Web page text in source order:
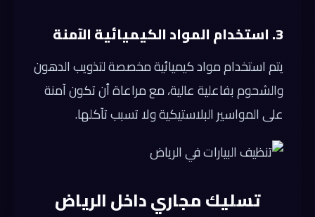
3. استخدام المواد الكيميائية الآمنة
يتم استخدام مواد كيميائية مخصصة لتذويب الدهون
والشحوم بفاعلية عالية، مع مراعاة أن تكون آمنة
على المواسير البلاستيكية ولا تسبب تآكلها.
تسليك مجاري داخل الرياض